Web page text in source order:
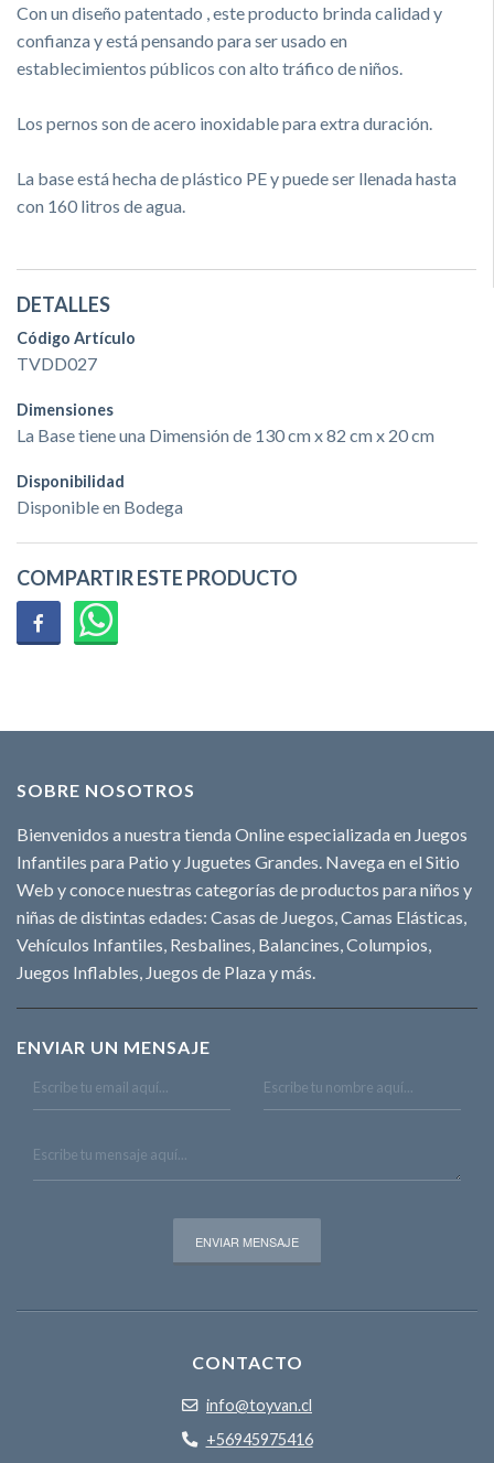
Con un diseño patentado , este producto brinda calidad y
confianza y está pensando para ser usado en
establecimientos públicos con alto tráfico de niños.
Los pernos son de acero inoxidable para extra duración.
La base está hecha de plástico PE y puede ser llenada hasta
con 160 litros de agua.
DETALLES
Código Artículo
TVDD027
Dimensiones
La Base tiene una Dimensión de 130 cm x 82 cm x 20 cm
Disponibilidad
Disponible en Bodega
COMPARTIR ESTE PRODUCTO
SOBRE NOSOTROS
Bienvenidos a nuestra tienda Online especializada en Juegos
Infantiles para Patio y Juguetes Grandes. Navega en el Sitio
Web y conoce nuestras categorías de productos para niños y
niñas de distintas edades: Casas de Juegos, Camas Elásticas,
Vehículos Infantiles, Resbalines, Balancines, Columpios,
Juegos Inflables, Juegos de Plaza y más.
ENVIAR UN MENSAJE
CONTACTO
info@toyvan.cl
+56945975416